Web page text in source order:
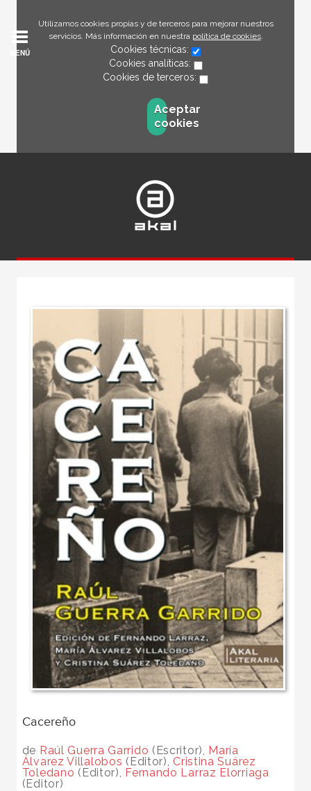
Utilizamos cookies propias y de terceros para mejorar nuestros
servicios. Más información en nuestra política de cookies.
Cookies técnicas:
Cookies analíticas:
Cookies de terceros:
Aceptar
cookies
MENÚ
Cacereño
de Raúl Guerra Garrido (Escritor), María
Álvarez Villalobos (Editor), Cristina Suárez
Toledano (Editor), Fernando Larraz Elorriaga
(Editor)